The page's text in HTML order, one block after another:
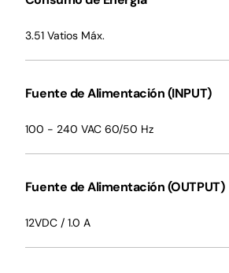
3.51 Vatios Máx.
Fuente de Alimentación (INPUT)
100 - 240 VAC 60/50 Hz
Fuente de Alimentación (OUTPUT)
12VDC / 1.0 A